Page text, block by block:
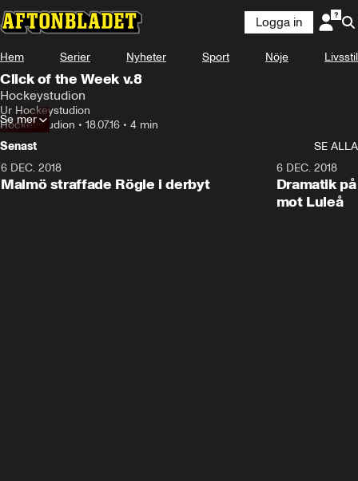
Logga in
Hem Serier Nyheter Sport Nöje Livsstil
Click of the Week v.8
Hockeystudion
Ur Hockeystudion
Hockeystudion • 18.07.16 • 4 min
Se mer
Senast
SE ALLA
6 DEC. 2018
Malmö straffade Rögle i derbyt
6 DEC. 2018
Dramatik
mot Luleå